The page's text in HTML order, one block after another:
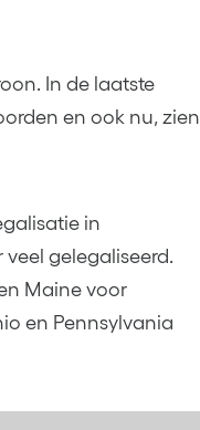
In de laatste
en ook nu, zien
in
veel gelegaliseerd.
Maine voor
en Pennsylvania